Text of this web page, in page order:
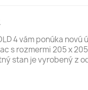
4 vám ponúka
s rozmermi 205 x
stan je vyrobený z